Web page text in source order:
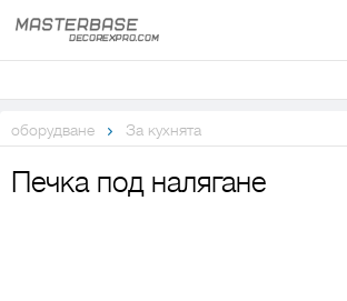
оборудване За кухнята
Печка под налягане